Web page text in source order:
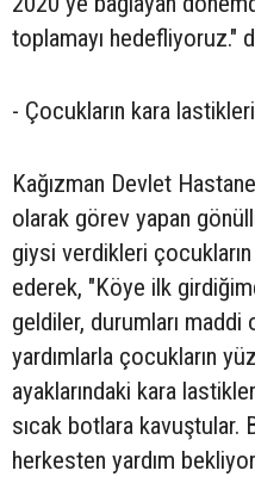
toplamayı hedefliyoruz."
- Çocukların kara
Kağızman Devlet
olarak görev yapan
giysi verdikleri
ederek, "Köye ilk
geldiler, durumları maddi
yardımlarla çocukların
ayaklarındaki kara
sıcak botlara kavuştular.
herkesten yardım